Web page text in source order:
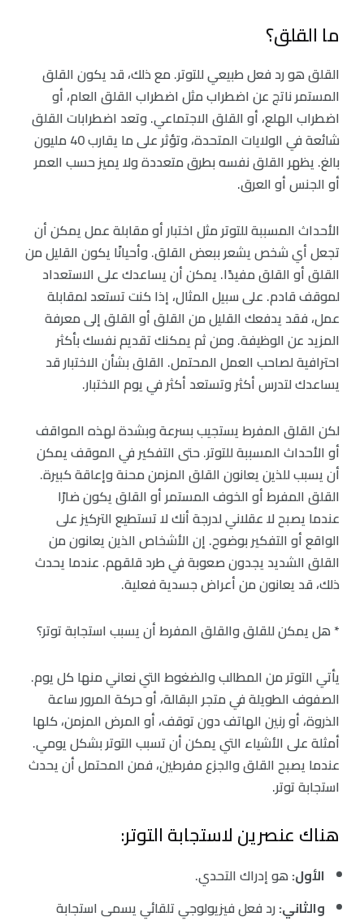
ما القلق؟
القلق هو رد فعل طبيعي للتوتر. مع ذلك، قد يكون القلق
المستمر ناتج عن اضطراب مثل اضطراب القلق العام، أو
اضطراب الهلع، أو القلق الاجتماعي. وتعد اضطرابات القلق
شائعة في الولايات المتحدة، وتؤثر على ما يقارب 40 مليون
بالغ. يظهر القلق نفسه بطرق متعددة ولا يميز حسب العمر
أو الجنس أو العرق.
الأحداث المسببة للتوتر مثل اختبار أو مقابلة عمل يمكن أن
تجعل أي شخص يشعر ببعض القلق. وأحيانًا يكون القليل من
القلق أو القلق مفيدًا. يمكن أن يساعدك على الاستعداد
لموقف قادم. على سبيل المثال، إذا كنت تستعد لمقابلة
عمل، فقد يدفعك القليل من القلق أو القلق إلى معرفة
المزيد عن الوظيفة. ومن ثم يمكنك تقديم نفسك بأكثر
احترافية لصاحب العمل المحتمل. القلق بشأن الاختبار قد
يساعدك لتدرس أكثر وتستعد أكثر في يوم الاختبار.
لكن القلق المفرط يستجيب بسرعة وبشدة لهذه المواقف
أو الأحداث المسببة للتوتر. حتى التفكير في الموقف يمكن
أن يسبب للذين يعانون القلق المزمن محنة وإعاقة كبيرة.
القلق المفرط أو الخوف المستمر أو القلق يكون ضارًا
عندما يصبح لا عقلاني لدرجة أنك لا تستطيع التركيز على
الواقع أو التفكير بوضوح. إن الأشخاص الذين يعانون من
القلق الشديد يجدون صعوبة في طرد قلقهم. عندما يحدث
ذلك، قد يعانون من أعراض جسدية فعلية.
* هل يمكن للقلق والقلق المفرط أن يسبب استجابة توتر؟
يأتي التوتر من المطالب والضغوط التي نعاني منها كل يوم.
الصفوف الطويلة في متجر البقالة، أو حركة المرور ساعة
الذروة، أو رنين الهاتف دون توقف، أو المرض المزمن، كلها
أمثلة على الأشياء التي يمكن أن تسبب التوتر بشكل يومي.
عندما يصبح القلق والجزع مفرطين، فمن المحتمل أن يحدث
استجابة توتر.
هناك عنصرين لاستجابة التوتر:
الأول:هو إدراك التحدي.
والثاني:رد فعل فيزيولوجي تلقائي يسمى استجابة